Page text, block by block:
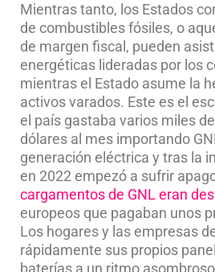
Mientras tanto, los Estados
de combustibles fósiles, o
de margen fiscal, pueden
energéticas lideradas por los
mientras el Estado asume la
activos varados. Este es el
el país gastaba varios miles
dólares al mes importando
generación eléctrica y tras la
en 2022 empezó a sufrir
cargamentos de GNL eran
europeos que pagaban unos
Los hogares y las empresas
rápidamente sus propios
baterías a un ritmo